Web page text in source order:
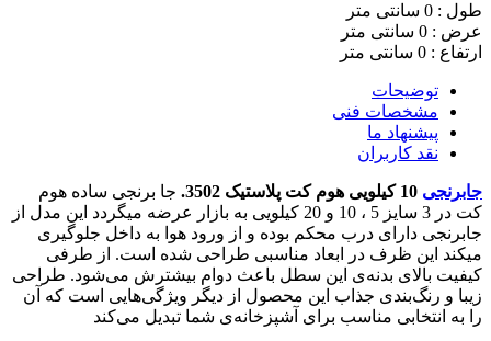
طول : 0 سانتی متر
عرض : 0 سانتی متر
ارتفاع : 0 سانتی متر
توضیحات
مشخصات فنی
پیشنهاد ما
نقد کاربران
جابرنجی
جا برنجی ساده هوم
کت در 3 سایز 5 ، 10 و 20 کیلویی به بازار عرضه میگردد این مدل از
جابرنجی دارای درب محکم بوده و از ورود هوا به داخل جلوگیری
میکند این ظرف در ابعاد مناسبی طراحی شده است. از طرفی
کیفیت بالای بدنه‌ی این سطل باعث دوام بیشترش می‌شود. طراحی
زیبا و رنگ‌بندی جذاب این محصول از دیگر ویژگی‌هایی ا‌ست که آن
را به انتخابی مناسب برای آشپزخانه‌ی شما تبدیل می‌کند